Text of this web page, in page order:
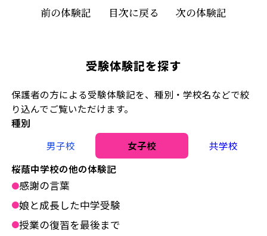
受験体験記を探す
保護者の方による受験体験記を、種別・学校名などで絞
り込んでご覧いただけます。
種別
男子校
女子校
共学校
桜蔭中学校の他の体験記
●感謝の言葉
●娘と成長した中学受験
●授業の復習を最後まで
前の体験記 目次に戻る 次の体験記